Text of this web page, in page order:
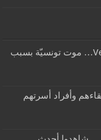
بالفيديو: بعد تعاقدها مع وكالة Venus Esthetika… موت تونسيّة بسبب
وأفراد أسرتهم